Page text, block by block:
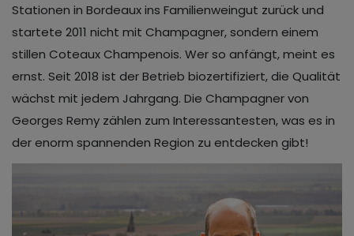
Stationen in Bordeaux ins Familienweingut zurück und
startete 2011 nicht mit Champagner, sondern einem
stillen Coteaux Champenois. Wer so anfängt, meint es
ernst. Seit 2018 ist der Betrieb biozertifiziert, die Qualität
wächst mit jedem Jahrgang. Die Champagner von
Georges Remy zählen zum Interessantesten, was es in
der enorm spannenden Region zu entdecken gibt!